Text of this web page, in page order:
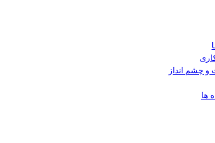
و چشم انداز
ها